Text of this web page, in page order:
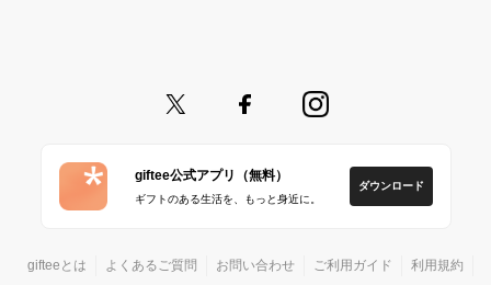
giftee公式アプリ（無料）
ギフトのある生活を、もっと身近に。
ダウンロード
gifteeとは よくあるご質問 お問い合わせ ご利用ガイド 利用規約